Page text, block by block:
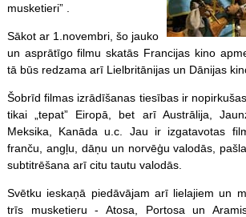
musketieri” .
Sākot ar 1.novembri, šo jauko
un asprātīgo filmu skatās Francijas kino
tā būs redzama arī Lielbritānijas un Dānijas
Šobrīd filmas izrādīšanas tiesības ir
tikai „tepat” Eiropā, bet arī Austrālija,
Meksika, Kanāda u.c. Jau ir izgatavotas
franču, angļu, dāņu un norvēģu valodās,
subtitrēšana arī citu tautu valodās.
Svētku ieskaņā piedāvājam arī lielajiem un
trīs musketieru - Atosa, Portosa un